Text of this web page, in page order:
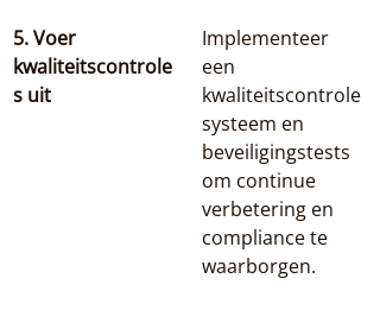
5. Voer
kwaliteitscontrole
s uit
Implementeer
een
kwaliteitscontrole
systeem en
beveiligingstests
om continue
verbetering en
compliance te
waarborgen.